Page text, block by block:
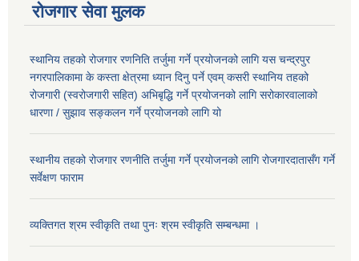
रोजगार सेवा मुलक
स्थानिय तहको रोजगार रणनिति तर्जुमा गर्ने प्रयोजनको लागि यस चन्द्रपुर
नगरपालिकामा के कस्ता क्षेत्रमा ध्यान दिनु पर्ने एवम् कसरी स्थानिय तहको
रोजगारी (स्वरोजगारी सहित) अभिबृद्धि गर्ने प्रयोजनको लागि सरोकारवालाको
धारणा / सुझाव सङ्कलन गर्ने प्रयोजनको लागि यो
स्थानीय तहको रोजगार रणनीति तर्जुमा गर्ने प्रयोजनको लागि रोजगारदातासँग गर्ने
सर्वेक्षण फाराम
व्यक्तिगत श्रम स्वीकृति तथा पुनः श्रम स्वीकृति सम्बन्धमा ।